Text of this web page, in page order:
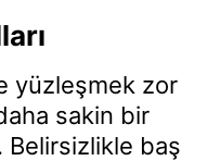
yüzleşmek zor
sakin bir
baş